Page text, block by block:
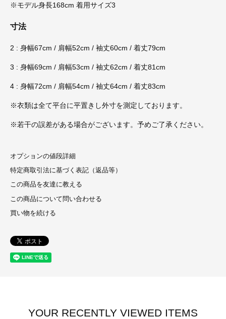
※モデル身長168cm 着用サイズ3
寸法
2 : 身幅67cm / 肩幅52cm / 袖丈60cm / 着丈79cm
3 : 身幅69cm / 肩幅53cm / 袖丈62cm / 着丈81cm
4 : 身幅72cm / 肩幅54cm / 袖丈64cm / 着丈83cm
※衣類は全て平台に平置きし外寸を測定しております。
※若干の誤差がある場合がございます。予めご了承ください。
オプションの値段詳細
特定商取引法に基づく表記（返品等）
この商品を友達に教える
この商品について問い合わせる
買い物を続ける
YOUR RECENTLY VIEWED ITEMS